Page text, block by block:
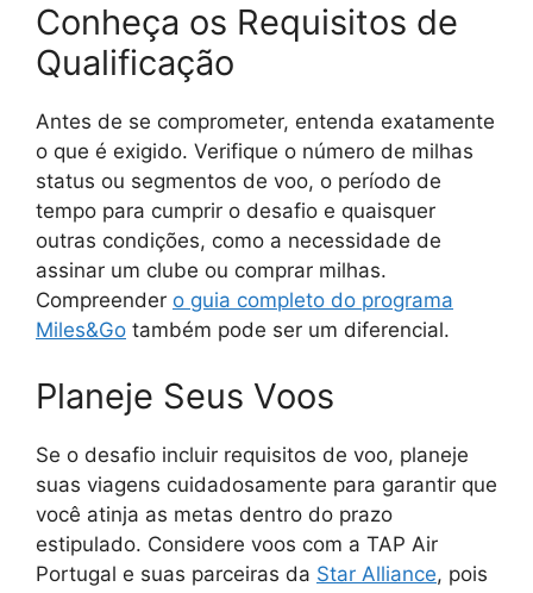
Conheça os Requisitos de
Qualificação
Antes de se comprometer, entenda exatamente
o que é exigido. Verifique o número de milhas
status ou segmentos de voo, o período de
tempo para cumprir o desafio e quaisquer
outras condições, como a necessidade de
assinar um clube ou comprar milhas.
Compreender o guia completo do programa
Miles&Go também pode ser um diferencial.
Planeje Seus Voos
Se o desafio incluir requisitos de voo, planeje
suas viagens cuidadosamente para garantir que
você atinja as metas dentro do prazo
estipulado. Considere voos com a TAP Air
Portugal e suas parceiras da Star Alliance, pois